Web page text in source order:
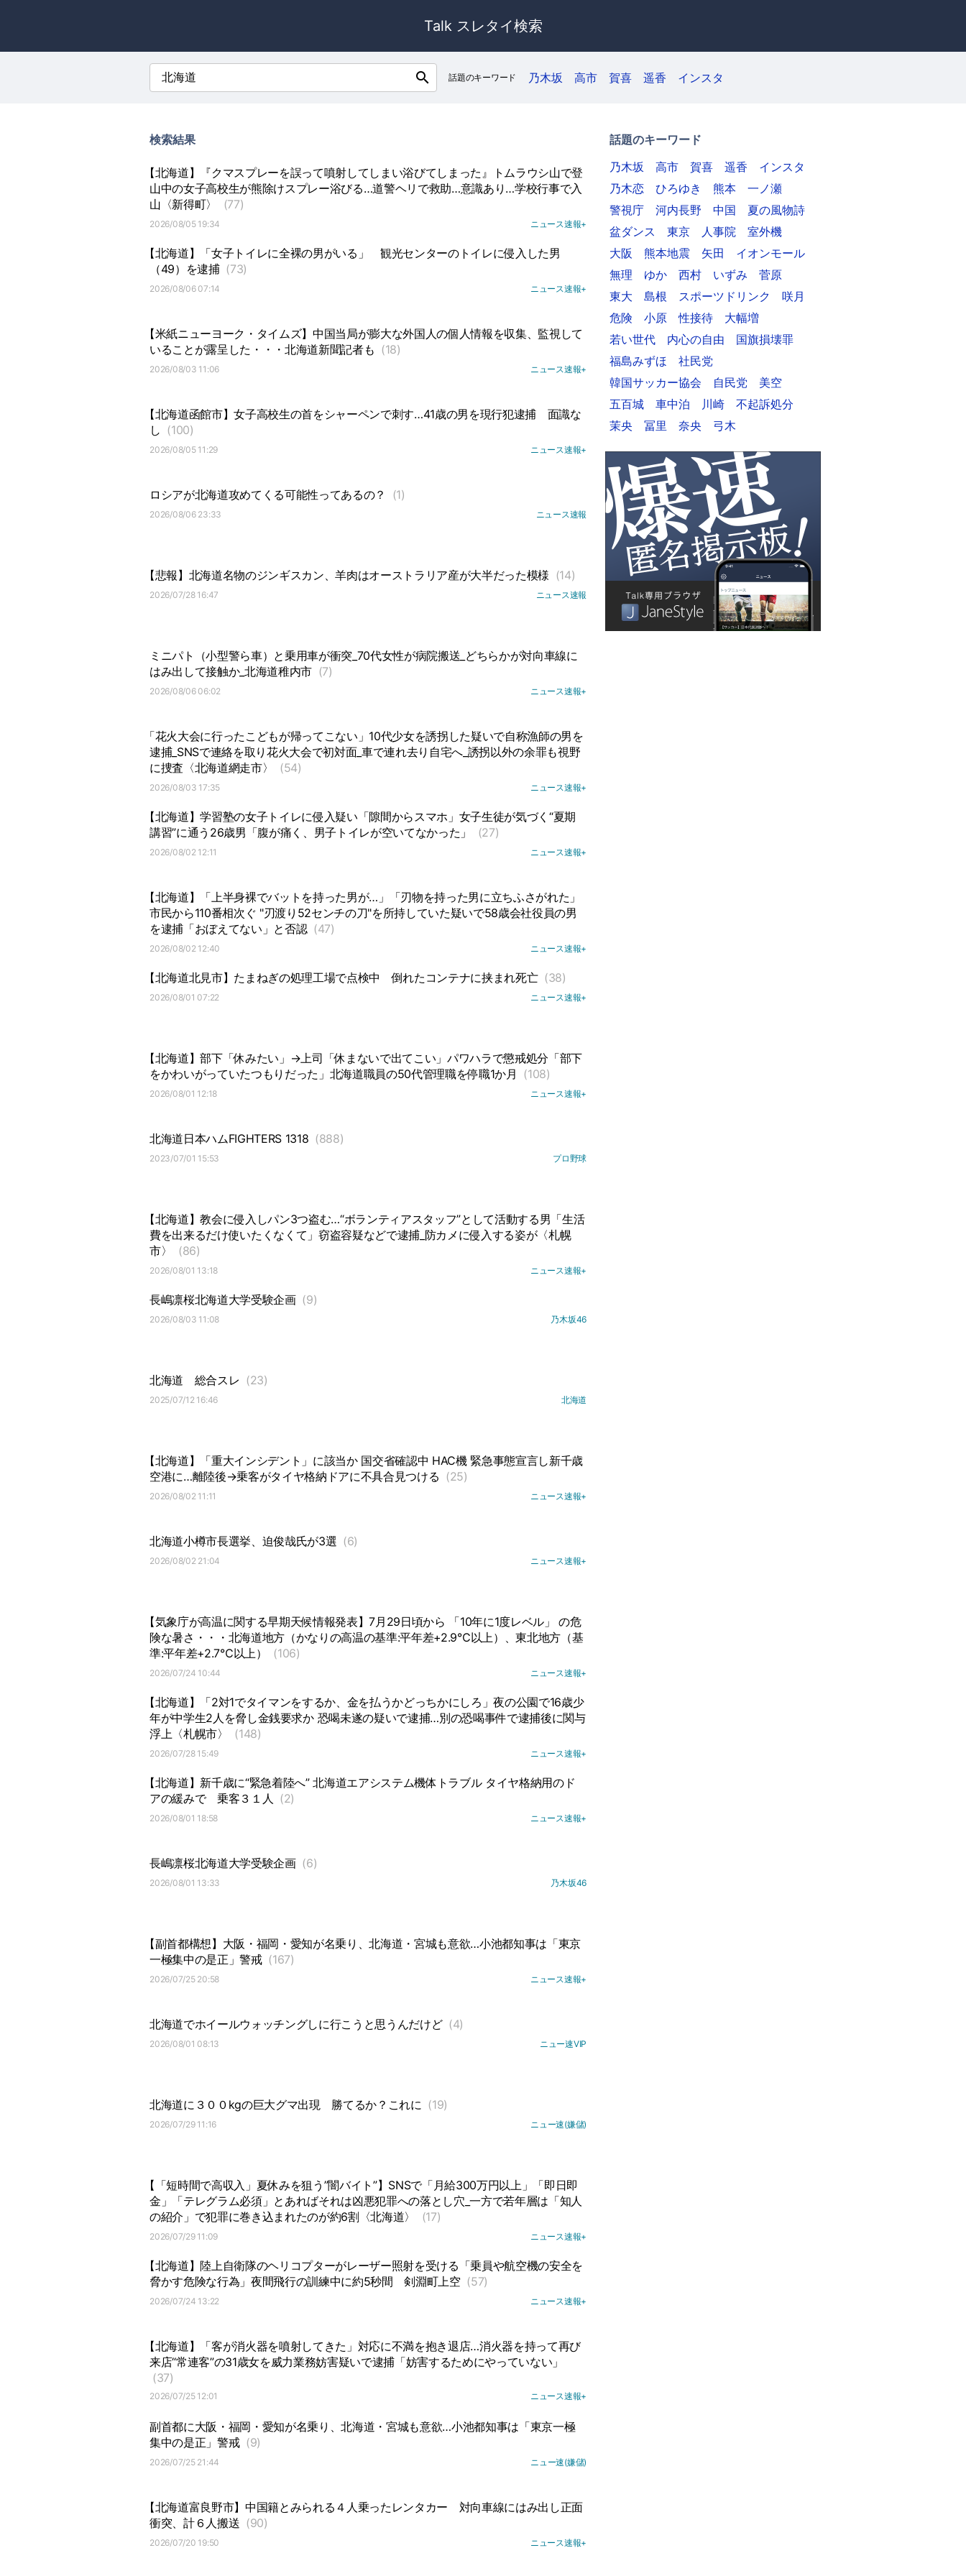
Talk スレタイ検索
search 話題のキーワード 乃木坂 高市 賀喜 遥香 インスタ
検索結果
【北海道】『クマスプレーを誤って噴射してしまい浴びてしまった』トムラウシ山で登
山中の女子高校生が熊除けスプレー浴びる…道警ヘリで救助…意識あり…学校行事で入
山〈新得町〉
(77)
2026/08/05 19:34 ニュース速報+
【北海道】「女子トイレに全裸の男がいる」
観光センターのトイレに侵入した男
（49）を逮捕 (73)
2026/08/06 07:14 ニュース速報+
【米紙ニューヨーク・タイムズ】中国当局が膨大な外国人の個人情報を収集、監視して
いることが露呈した・・・北海道新聞記者も (18)
2026/08/03 11:06 ニュース速報+
【北海道函館市】女子高校生の首をシャーペンで刺す…41歳の男を現行犯逮捕
面識な
し (100)
2026/08/05 11:29 ニュース速報+
ロシアが北海道攻めてくる可能性ってあるの？ (1)
2026/08/06 23:33 ニュース速報
【悲報】北海道名物のジンギスカン、羊肉はオーストラリア産が大半だった模様 (14)
2026/07/28 16:47 ニュース速報
ミニパト（小型警ら車）と乗用車が衝突_70代女性が病院搬送_どちらかが対向車線に
はみ出して接触か_北海道稚内市 (7)
2026/08/06 06:02 ニュース速報+
「花火大会に行ったこどもが帰ってこない」10代少女を誘拐した疑いで自称漁師の男を
逮捕_SNSで連絡を取り花火大会で初対面_車で連れ去り自宅へ_誘拐以外の余罪も視野
に捜査〈北海道網走市〉
(54)
2026/08/03 17:35 ニュース速報+
【北海道】学習塾の女子トイレに侵入疑い「隙間からスマホ」女子生徒が気づく“夏期
講習”に通う26歳男「腹が痛く、男子トイレが空いてなかった」
(27)
2026/08/02 12:11 ニュース速報+
【北海道】「上半身裸でバットを持った男が…」「刃物を持った男に立ちふさがれた」
市民から110番相次ぐ "刃渡り52センチの刀"を所持していた疑いで58歳会社役員の男
を逮捕「おぼえてない」と否認 (47)
2026/08/02 12:40 ニュース速報+
【北海道北見市】たまねぎの処理工場で点検中 倒れたコンテナに挟まれ死亡 (38)
2026/08/01 07:22 ニュース速報+
【北海道】部下「休みたい」→上司「休まないで出てこい」パワハラで懲戒処分「部下
をかわいがっていたつもりだった」北海道職員の50代管理職を停職1か月 (108)
2026/08/01 12:18 ニュース速報+
北海道日本ハムFIGHTERS 1318 (888)
2023/07/01 15:53 プロ野球
【北海道】教会に侵入しパン3つ盗む…“ボランティアスタッフ”として活動する男「生活
費を出来るだけ使いたくなくて」窃盗容疑などで逮捕_防カメに侵入する姿が〈札幌
市〉
(86)
2026/08/01 13:18 ニュース速報+
長嶋凛桜北海道大学受験企画 (9)
2026/08/03 11:08 乃木坂46
北海道 総合スレ (23)
2025/07/12 16:46 北海道
【北海道】「重大インシデント」に該当か 国交省確認中 HAC機 緊急事態宣言し新千歳
空港に…離陸後→乗客がタイヤ格納ドアに不具合見つける (25)
2026/08/02 11:11 ニュース速報+
北海道小樽市長選挙、迫俊哉氏が3選 (6)
2026/08/02 21:04 ニュース速報+
【気象庁が高温に関する早期天候情報発表】7月29日頃から 「10年に1度レベル」 の危
険な暑さ・・・北海道地方（かなりの高温の基準:平年差+2.9℃以上）、東北地方（基
準:平年差+2.7℃以上）
(106)
2026/07/24 10:44 ニュース速報+
【北海道】「2対1でタイマンをするか、金を払うかどっちかにしろ」夜の公園で16歳少
年が中学生2人を脅し金銭要求か 恐喝未遂の疑いで逮捕…別の恐喝事件で逮捕後に関与
浮上〈札幌市〉
(148)
2026/07/28 15:49 ニュース速報+
【北海道】新千歳に“緊急着陸へ” 北海道エアシステム機体トラブル タイヤ格納用のド
アの緩みで
乗客３１人 (2)
2026/08/01 18:58 ニュース速報+
長嶋凛桜北海道大学受験企画 (6)
2026/08/01 13:33 乃木坂46
【副首都構想】大阪・福岡・愛知が名乗り、北海道・宮城も意欲…小池都知事は「東京
一極集中の是正」警戒 (167)
2026/07/25 20:58 ニュース速報+
北海道でホイールウォッチングしに行こうと思うんだけど (4)
2026/08/01 08:13 ニュー速VIP
北海道に３００kgの巨大グマ出現 勝てるか？これに (19)
2026/07/29 11:16 ニュー速(嫌儲)
【「短時間で高収入」夏休みを狙う”闇バイト”】SNSで「月給300万円以上」「即日即
金」「テレグラム必須」とあればそれは凶悪犯罪への落とし穴_一方で若年層は「知人
の紹介」で犯罪に巻き込まれたのが約6割〈北海道〉
(17)
2026/07/29 11:09 ニュース速報+
【北海道】陸上自衛隊のヘリコプターがレーザー照射を受ける「乗員や航空機の安全を
脅かす危険な行為」夜間飛行の訓練中に約5秒間
剣淵町上空 (57)
2026/07/24 13:22 ニュース速報+
【北海道】「客が消火器を噴射してきた」対応に不満を抱き退店…消火器を持って再び
来店“常連客”の31歳女を威力業務妨害疑いで逮捕「妨害するためにやっていない」
(37)
2026/07/25 12:01 ニュース速報+
副首都に大阪・福岡・愛知が名乗り、北海道・宮城も意欲…小池都知事は「東京一極
集中の是正」警戒 (9)
2026/07/25 21:44 ニュー速(嫌儲)
【北海道富良野市】中国籍とみられる４人乗ったレンタカー
対向車線にはみ出し正面
衝突、計６人搬送 (90)
2026/07/20 19:50 ニュース速報+
話題のキーワード
乃木坂
高市 賀喜 遥香
インスタ
乃木恋
ひろゆき 熊本
一ノ瀬
警視庁
河内長野 中国
夏の風物詩
盆ダンス
東京 人事院
室外機
大阪
熊本地震 矢田
イオンモール
無理
ゆか 西村 いずみ
菅原
東大
島根 スポーツドリンク
咲月
危険
小原 性接待
大幅増
若い世代
内心の自由
国旗損壊罪
福島みずほ
社民党
韓国サッカー協会
自民党
美空
五百城
車中泊 川崎
不起訴処分
茉央
冨里 奈央 弓木